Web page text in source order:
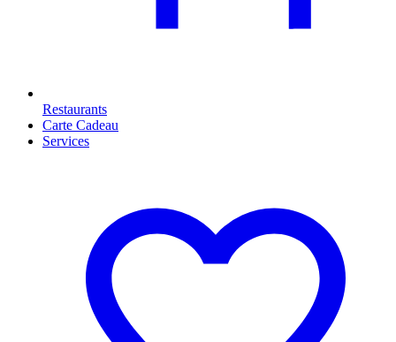
Restaurants
Carte Cadeau
Services